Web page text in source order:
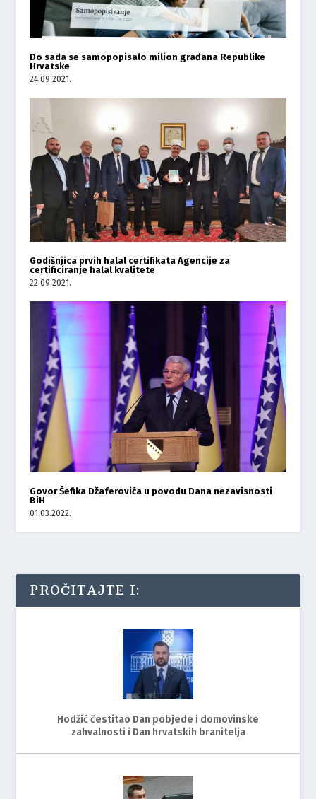
Do sada se samopopisalo milion građana Republike
Hrvatske
24.09.2021.
Godišnjica prvih halal certifikata Agencije za
certificiranje halal kvalitete
22.09.2021.
Govor Šefika Džaferovića u povodu Dana nezavisnosti
BiH
01.03.2022.
PROČITAJTE I:
Hodžić čestitao Dan pobjede i domovinske
zahvalnosti i Dan hrvatskih branitelja